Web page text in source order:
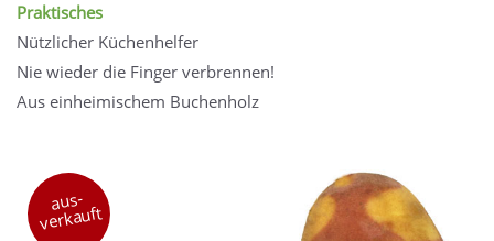
Praktisches
Nützlicher Küchenhelfer
Nie wieder die Finger verbrennen!
Aus einheimischem Buchenholz
aus-
verkauft